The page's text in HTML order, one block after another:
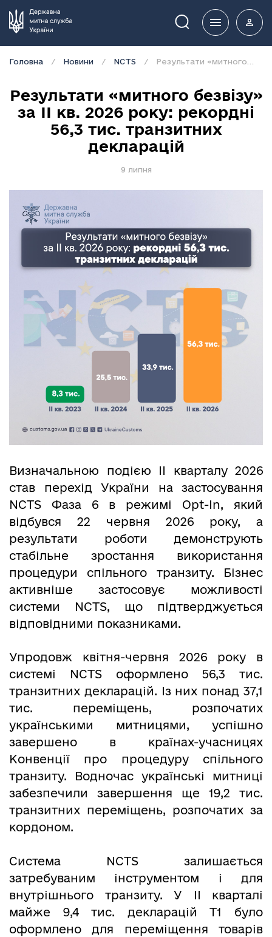
Пошук
Головна Новини NCTS
Результати «митного безвізу»
за ІI кв. 2026 року: рекордні
56,3 тис. транзитних
декларацій
9 липня
Визначальною подією ІІ кварталу 2026
став перехід України на застосування
NCTS Фаза 6 в режимі Opt-In, який
відбувся 22 червня 2026 року, а
результати роботи демонструють
стабільне зростання використання
процедури спільного транзиту. Бізнес
активніше застосовує можливості
системи NCTS, що підтверджується
відповідними показниками.
Упродовж квітня-червня 2026 року в
системі NCTS оформлено 56,3 тис.
транзитних декларацій. Із них понад 37,1
тис. переміщень, розпочатих
українськими митницями, успішно
завершено в країнах-учасницях
Конвенції про процедуру спільного
транзиту. Водночас українські митниці
забезпечили завершення ще 19,2 тис.
транзитних переміщень, розпочатих за
кордоном.
Система NCTS залишається
затребуваним інструментом і для
внутрішнього транзиту. У ІІ кварталі
майже 9,4 тис. декларацій Т1 було
оформлено для переміщення товарів